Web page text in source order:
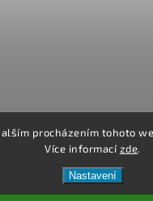
procházením tohoto
Více informacízde.
Nastavení